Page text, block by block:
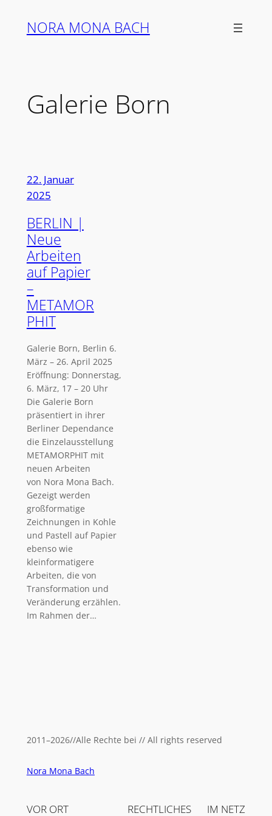
InhaltNORA MONA BACH
Galerie Born
22. Januar
2025
BERLIN |
Neue
Arbeiten
auf Papier
–
METAMOR
PHIT
Galerie Born, Berlin 6.
März – 26. April 2025
Eröffnung: Donnerstag,
6. März, 17 – 20 Uhr
Die Galerie Born
präsentiert in ihrer
Berliner Dependance
die Einzelausstellung
METAMORPHIT mit
neuen Arbeiten
von Nora Mona Bach.
Gezeigt werden
großformatige
Zeichnungen in Kohle
und Pastell auf Papier
ebenso wie
kleinformatigere
Arbeiten, die von
Transformation und
Veränderung erzählen.
Im Rahmen der…
2011–2026//Alle Rechte bei // All rights reserved
Nora Mona Bach
VOR ORT RECHTLICHES IM NETZ